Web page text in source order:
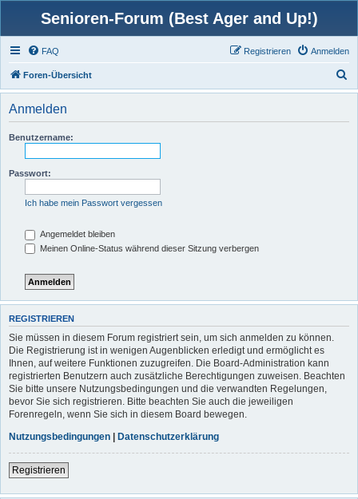
Senioren-Forum (Best Ager and Up!)
FAQ Anmelden
Registrieren
Foren-Übersicht
u
Anmelden
Benutzername:
Passwort:
Ich habe mein Passwort vergessen
Angemeldet bleiben
Meinen Online-Status während dieser Sitzung verbergen
REGISTRIEREN
Sie müssen in diesem Forum registriert sein, um sich anmelden zu können.
Die Registrierung ist in wenigen Augenblicken erledigt und ermöglicht es
Ihnen, auf weitere Funktionen zuzugreifen. Die Board-Administration kann
registrierten Benutzern auch zusätzliche Berechtigungen zuweisen. Beachten
Sie bitte unsere Nutzungsbedingungen und die verwandten Regelungen,
bevor Sie sich registrieren. Bitte beachten Sie auch die jeweiligen
Forenregeln, wenn Sie sich in diesem Board bewegen.
Nutzungsbedingungen | Datenschutzerklärung
Registrieren